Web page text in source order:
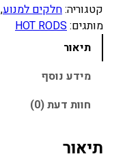
ו
ת
ל
K
T
קטגוריה:חלקים למנוע,
מותגים:HOT RODS
תיאור
מידע נוסף
חוות דעת (0)
תיאור